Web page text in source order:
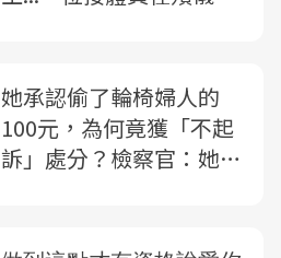
她承認偷了輪椅婦人的
100元，為何竟獲「不起
訴」處分？檢察官：她需